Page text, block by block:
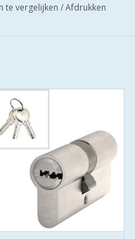
SKG*** zo zorgt
te vergelijken /Afdrukken